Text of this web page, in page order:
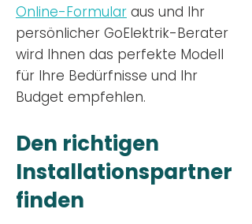
Online-Formular aus und Ihr
persönlicher GoElektrik-Berater
wird Ihnen das perfekte Modell
für Ihre Bedürfnisse und Ihr
Budget empfehlen.
Den richtigen
Installationspartner
finden